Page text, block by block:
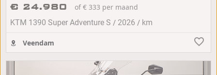
€ 24.980
of € 333 per maand
KTM 1390 Super Adventure S / 2026 / km
Veendam